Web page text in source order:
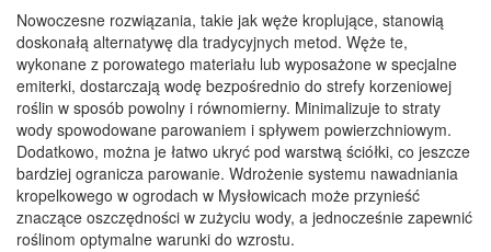
Nowoczesne rozwiązania, takie jak węże kroplujące, stanowią
doskonałą alternatywę dla tradycyjnych metod. Węże te,
wykonane z porowatego materiału lub wyposażone w specjalne
emiterki, dostarczają wodę bezpośrednio do strefy korzeniowej
roślin w sposób powolny i równomierny. Minimalizuje to straty
wody spowodowane parowaniem i spływem powierzchniowym.
Dodatkowo, można je łatwo ukryć pod warstwą ściółki, co jeszcze
bardziej ogranicza parowanie. Wdrożenie systemu nawadniania
kropelkowego w ogrodach w Mysłowicach może przynieść
znaczące oszczędności w zużyciu wody, a jednocześnie zapewnić
roślinom optymalne warunki do wzrostu.